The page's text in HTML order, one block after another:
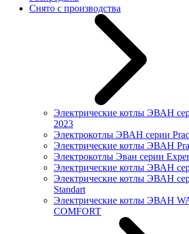
Снято с производства
Электрические котлы ЭВАН
2023
Электрокотлы ЭВАН серии
Электрические котлы ЭВАН
Электрокотлы Эван серии
Электрические котлы ЭВАН
Электрические котлы ЭВАН
Standart
Электрические котлы ЭВАН
COMFORT